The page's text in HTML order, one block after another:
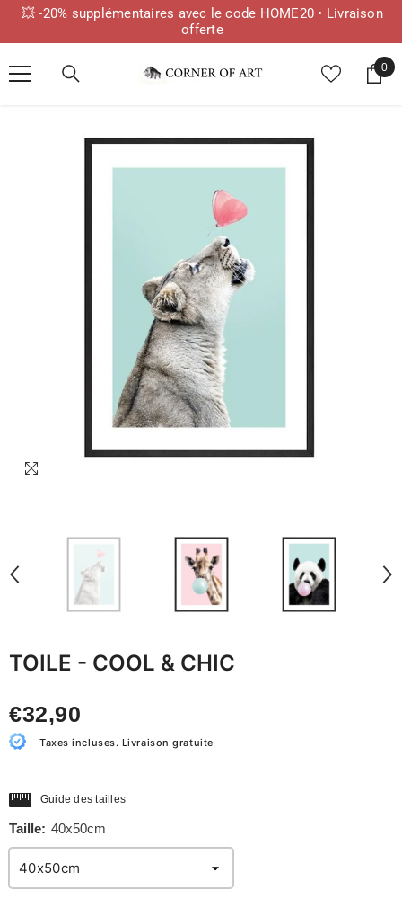
💥 -20% supplémentaires avec le code HOME20 • Livraison
offerte
0
0
TOILE - COOL & CHIC
€32,90
Taxes incluses. Livraison gratuite
Guide des tailles
Taille: 40x50cm